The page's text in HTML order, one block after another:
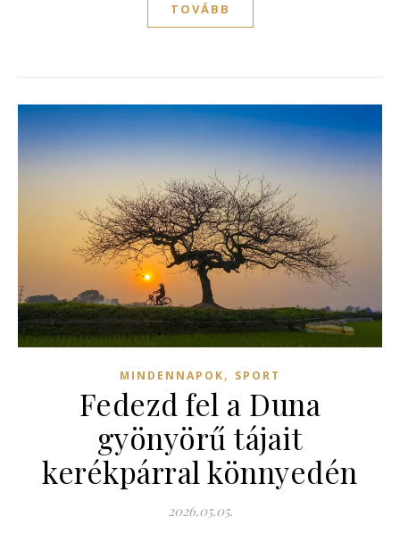
TOVÁBB
MINDENNAPOK, SPORT
Fedezd fel a Duna
gyönyörű tájait
kerékpárral könnyedén
2026.05.05.